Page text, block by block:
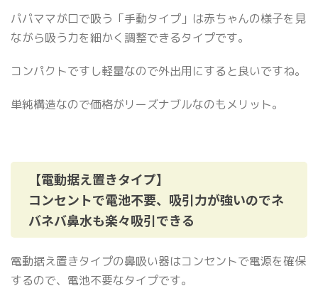
パパママが口で吸う「手動タイプ」は赤ちゃんの様子を見
ながら吸う力を細かく調整できるタイプです。
コンパクトですし軽量なので外出用にすると良いですね。
単純構造なので価格がリーズナブルなのもメリット。
【電動据え置きタイプ】
コンセントで電池不要、吸引力が強いのでネ
バネバ鼻水も楽々吸引できる
電動据え置きタイプの鼻吸い器はコンセントで電源を確保
するので、電池不要なタイプです。